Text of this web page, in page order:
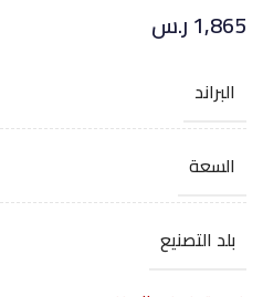
1,865ر.س
البراند
السعة
بلد التصنيع